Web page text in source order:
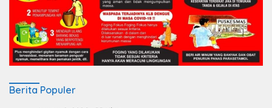
Berita Populer